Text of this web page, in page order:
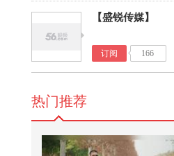
【盛锐传媒】
订阅 166
热门推荐